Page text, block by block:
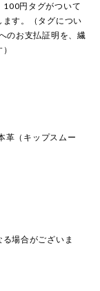
100円タグがついて
す。（タグについ
のお支払証明を、繊
革（キップスムー
場合がございま